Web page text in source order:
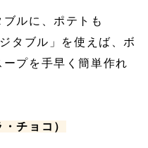
ルに、ポテトも
タブル」を使えば、ボ
プを手早く簡単作れ
チョコ）